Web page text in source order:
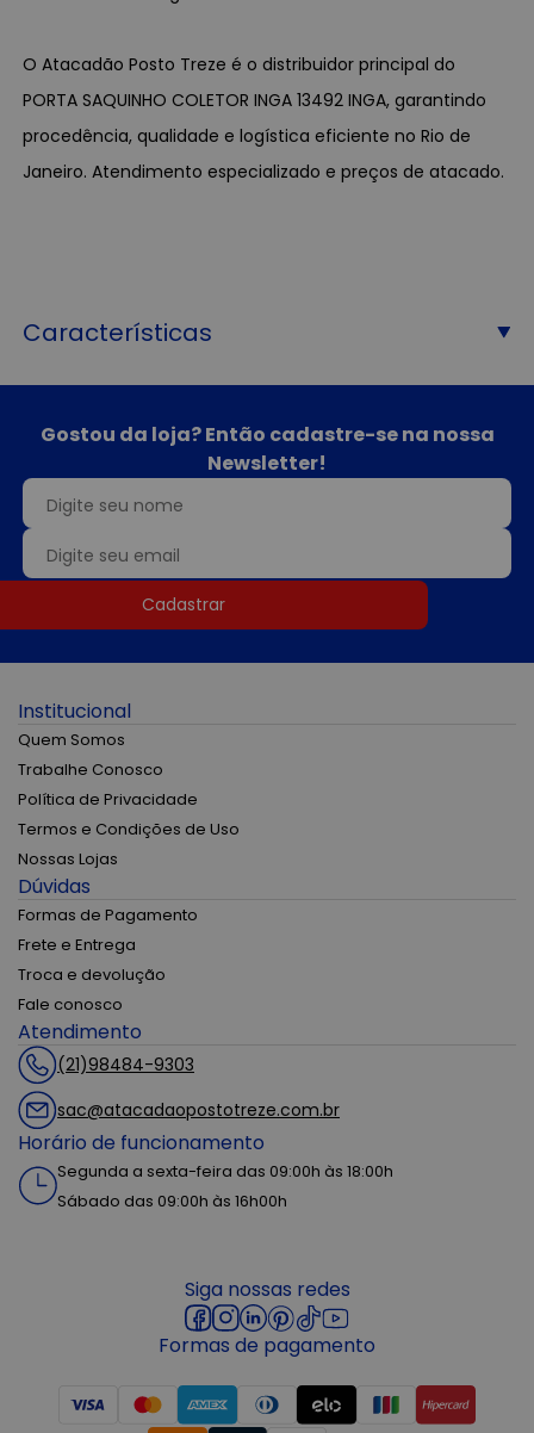
O Atacadão Posto Treze é o distribuidor principal do
PORTA SAQUINHO COLETOR INGA 13492 INGA, garantindo
procedência, qualidade e logística eficiente no Rio de
Janeiro. Atendimento especializado e preços de atacado.
Características
Gostou da loja? Então cadastre-se na nossa
Newsletter!
Cadastrar
Institucional
Quem Somos
Trabalhe Conosco
Política de Privacidade
Termos e Condições de Uso
Nossas Lojas
Dúvidas
Formas de Pagamento
Frete e Entrega
Troca e devolução
Fale conosco
Atendimento
(21)98484-9303
sac@atacadaopostotreze.com.br
Horário de funcionamento
Segunda a sexta-feira das 09:00h às 18:00h
Sábado das 09:00h às 16h00h
Siga nossas redes
Formas de pagamento